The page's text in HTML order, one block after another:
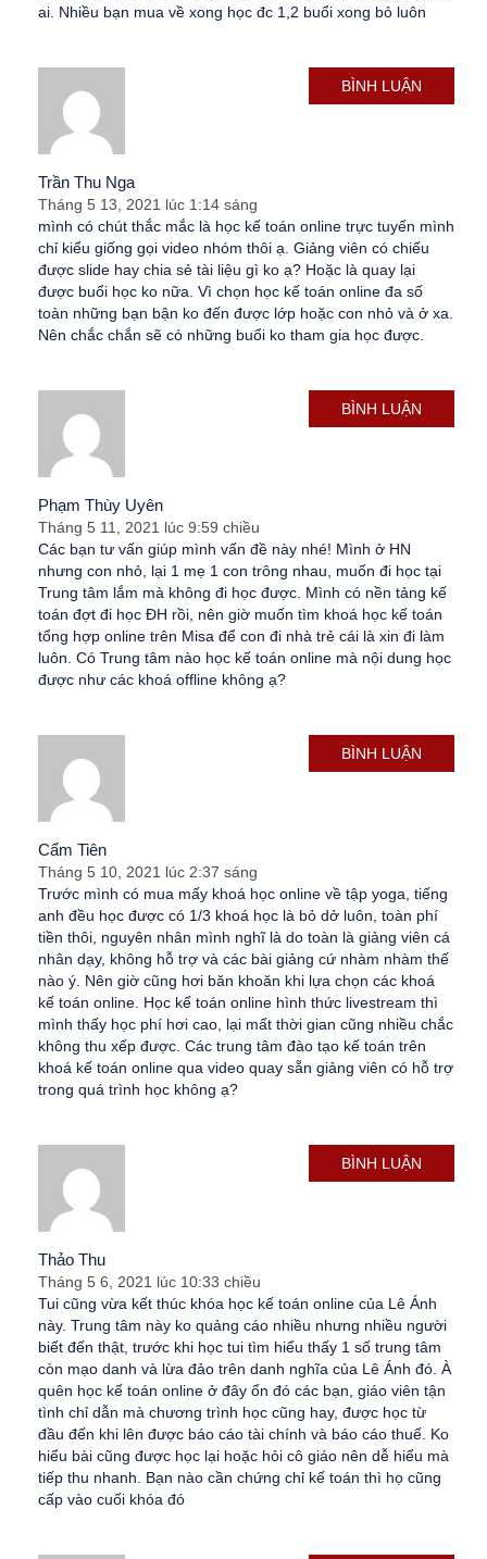
ai. Nhiều bạn mua về xong học đc 1,2 buổi xong bỏ luôn
Trần Thu Nga
Tháng 5 13, 2021 lúc 1:14 sáng
mình có chút thắc mắc là học kế toán online trực tuyến mình
chỉ kiểu giống gọi video nhóm thôi ạ. Giảng viên có chiếu
được slide hay chia sẻ tài liệu gì ko ạ? Hoặc là quay lại
được buổi học ko nữa. Vì chọn học kế toán online đa số
toàn những bạn bận ko đến được lớp hoặc con nhỏ và ở xa.
Nên chắc chắn sẽ có những buổi ko tham gia học được.
BÌNH LUẬN
Phạm Thùy Uyên
Tháng 5 11, 2021 lúc 9:59 chiều
Các bạn tư vấn giúp mình vấn đề này nhé! Mình ở HN
nhưng con nhỏ, lại 1 mẹ 1 con trông nhau, muốn đi học tại
Trung tâm lắm mà không đi học được. Mình có nền tảng kế
toán đợt đi học ĐH rồi, nên giờ muốn tìm khoá học kế toán
tổng hợp online trên Misa để con đi nhà trẻ cái là xin đi làm
luôn. Có Trung tâm nào học kế toán online mà nội dung học
được như các khoá offline không ạ?
BÌNH LUẬN
Cẩm Tiên
Tháng 5 10, 2021 lúc 2:37 sáng
Trước mình có mua mấy khoá học online về tập yoga, tiếng
anh đều học được có 1/3 khoá học là bỏ dở luôn, toàn phí
tiền thôi, nguyên nhân mình nghĩ là do toàn là giảng viên cá
nhân dạy, không hỗ trợ và các bài giảng cứ nhàm nhàm thế
nào ý. Nên giờ cũng hơi băn khoăn khi lựa chọn các khoá
kế toán online. Học kế toán online hình thức livestream thì
mình thấy học phí hơi cao, lại mất thời gian cũng nhiều chắc
không thu xếp được. Các trung tâm đào tạo kế toán trên
khoá kế toán online qua video quay sẵn giảng viên có hỗ trợ
trong quá trình học không ạ?
BÌNH LUẬN
Thảo Thu
Tháng 5 6, 2021 lúc 10:33 chiều
Tui cũng vừa kết thúc khóa học kế toán online của Lê Ánh
này. Trung tâm này ko quảng cáo nhiều nhưng nhiều người
biết đến thật, trước khi học tui tìm hiểu thấy 1 số trung tâm
còn mạo danh và lừa đảo trên danh nghĩa của Lê Ánh đó. À
quên học kế toán online ở đây ổn đó các bạn, giáo viên tận
tình chỉ dẫn mà chương trình học cũng hay, được học từ
đầu đến khi lên được báo cáo tài chính và báo cáo thuế. Ko
hiểu bài cũng được học lại hoặc hỏi cô giáo nên dễ hiểu mà
tiếp thu nhanh. Bạn nào cần chứng chỉ kế toán thì họ cũng
cấp vào cuối khóa đó
BÌNH LUẬN